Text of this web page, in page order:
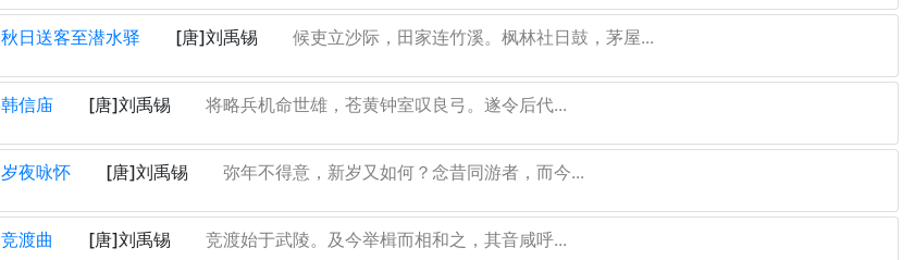
秋日送客至潜水驿 [唐]刘禹锡 候吏立沙际，田家连竹溪。枫林社日鼓，茅屋...
韩信庙 [唐]刘禹锡 将略兵机命世雄，苍黄钟室叹良弓。遂令后代...
岁夜咏怀 [唐]刘禹锡 弥年不得意，新岁又如何？念昔同游者，而今...
竞渡曲 [唐]刘禹锡 竞渡始于武陵。及今举楫而相和之，其音咸呼...